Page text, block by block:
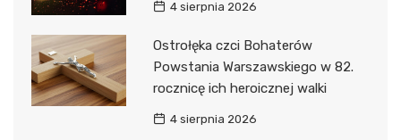
4 sierpnia 2026
Ostrołęka czci Bohaterów
Powstania Warszawskiego w 82.
rocznicę ich heroicznej walki
4 sierpnia 2026